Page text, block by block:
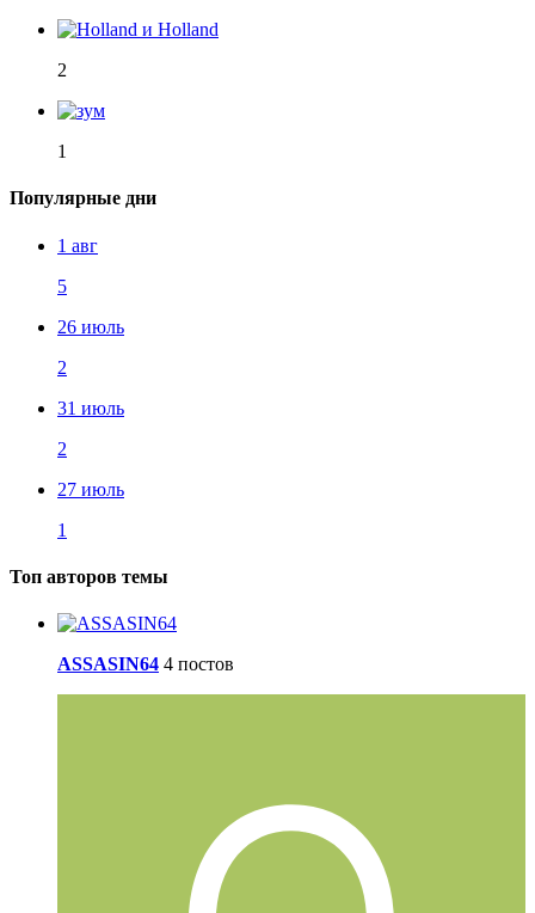
2
1
Популярные дни
1 авг
5
26 июль
2
31 июль
2
27 июль
1
Топ авторов темы
ASSASIN64 4 постов